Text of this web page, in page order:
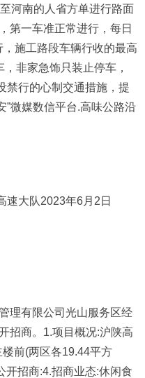
河南的人省方单进行路面
第一车准正常进行，每日
施工路段车辆行收的最高
非家急饰只装止停车，
禁行的心制交通措施，提
”微媒数信平台.高味公路沿
速大队2023年6月2日
理有限公司光山服务区经
招商。1.项目概况:沪陕高
前(两区各19.44平方
开招商:4.招商业态:休闲食